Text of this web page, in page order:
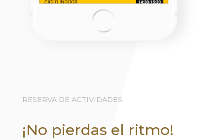
RESERVA DE ACTIVIDADES
¡No pierdas el ritmo!